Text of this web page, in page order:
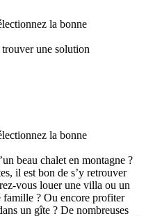
la bonne
une solution
la bonne
beau chalet en montagne ?
il est bon de s’y retrouver
vous louer une villa ou un
? Ou encore profiter
un gîte ? De nombreuses